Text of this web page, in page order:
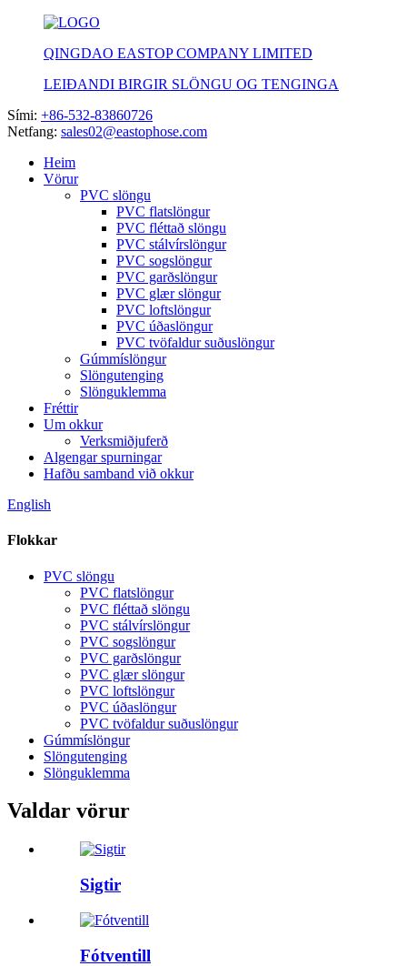
QINGDAO EASTOP COMPANY LIMITED
LEIÐANDI BIRGIR SLÖNGU OG TENGINGA
Sími: +86-532-83860726
Netfang: sales02@eastophose.com
Heim
Vörur
PVC slöngu
PVC flatslöngur
PVC fléttað slöngu
PVC stálvírslöngur
PVC sogslöngur
PVC garðslöngur
PVC glær slöngur
PVC loftslöngur
PVC úðaslöngur
PVC tvöfaldur suðuslöngur
Gúmmíslöngur
Slöngutenging
Slönguklemma
Fréttir
Um okkur
Verksmiðjuferð
Algengar spurningar
Hafðu samband við okkur
English
Flokkar
PVC slöngu
PVC flatslöngur
PVC fléttað slöngu
PVC stálvírslöngur
PVC sogslöngur
PVC garðslöngur
PVC glær slöngur
PVC loftslöngur
PVC úðaslöngur
PVC tvöfaldur suðuslöngur
Gúmmíslöngur
Slöngutenging
Slönguklemma
Valdar vörur
Sigtir
Fótventill